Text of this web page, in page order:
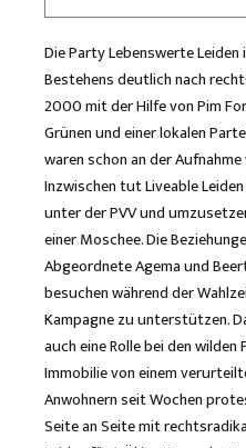
Die Party Lebenswerte Leiden
Bestehens deutlich nach
2000 mit der Hilfe von Pim
Grünen und einer lokalen
waren schon an der
Inzwischen tut Liveable
unter der PVV und
einer Moschee. Die
Abgeordnete Agema und
besuchen während der
Kampagne zu unterstützen.
auch eine Rolle bei den
Immobilie von einem
Anwohnern seit Wochen
Seite an Seite mit